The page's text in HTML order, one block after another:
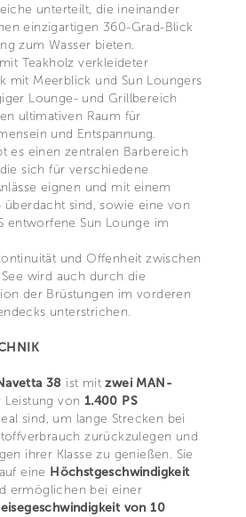
unterteilt, die ineinander
einzigartigen 360-Grad-Blick
zum Wasser bieten.
Teakholz verkleideter
mit Meerblick und Sun Loungers
Lounge- und Grillbereich
ultimativen Raum für
und Entspannung.
es einen zentralen Barbereich
sich für verschiedene
eignen und mit einem
überdacht sind, sowie eine von
entworfene Sun Lounge im
und Offenheit zwischen
wird auch durch die
der Brüstungen im vorderen
unterstrichen.
38 ist mitzwei MAN-
Leistung von 1.400 PS
sind, um lange Strecken bei
zurückzulegen und
ihrer Klasse zu genießen. Sie
eine Höchstgeschwindigkeit
ermöglichen bei einer
von 10